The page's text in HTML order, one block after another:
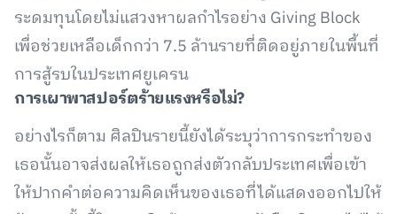
ระดมทุนโดยไม่แสวงหาผลกำไรอย่าง Giving Block
เพื่อช่วยเหลือเด็กกว่า 7.5 ล้านรายที่ติดอยู่ภายในพื้นที่
การสู้รบในประเทศยูเครน
การเผาพาสปอร์ตร้ายแรงหรือไม่?
อย่างไรก็ตาม ศิลปินรายนี้ยังได้ระบุว่าการกระทำของ
เธอนั้นอาจส่งผลให้เธอถูกส่งตัวกลับประเทศเพื่อเข้า
ให้ปากคำต่อความคิดเห็นของเธอที่ได้แสดงออกไปให้